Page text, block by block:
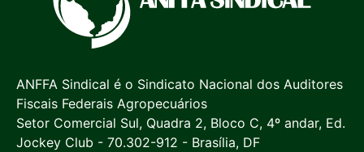
ANFFA Sindical é o Sindicato Nacional dos Auditores
Fiscais Federais Agropecuários
Setor Comercial Sul, Quadra 2, Bloco C, 4º andar, Ed.
Jockey Club - 70.302-912 - Brasília, DF